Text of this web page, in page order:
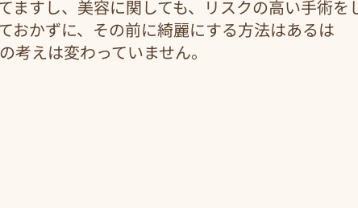
ますし、美容に関しても、リスクの高い手術を
おかずに、その前に綺麗にする方法はあるは
考えは変わっていません。